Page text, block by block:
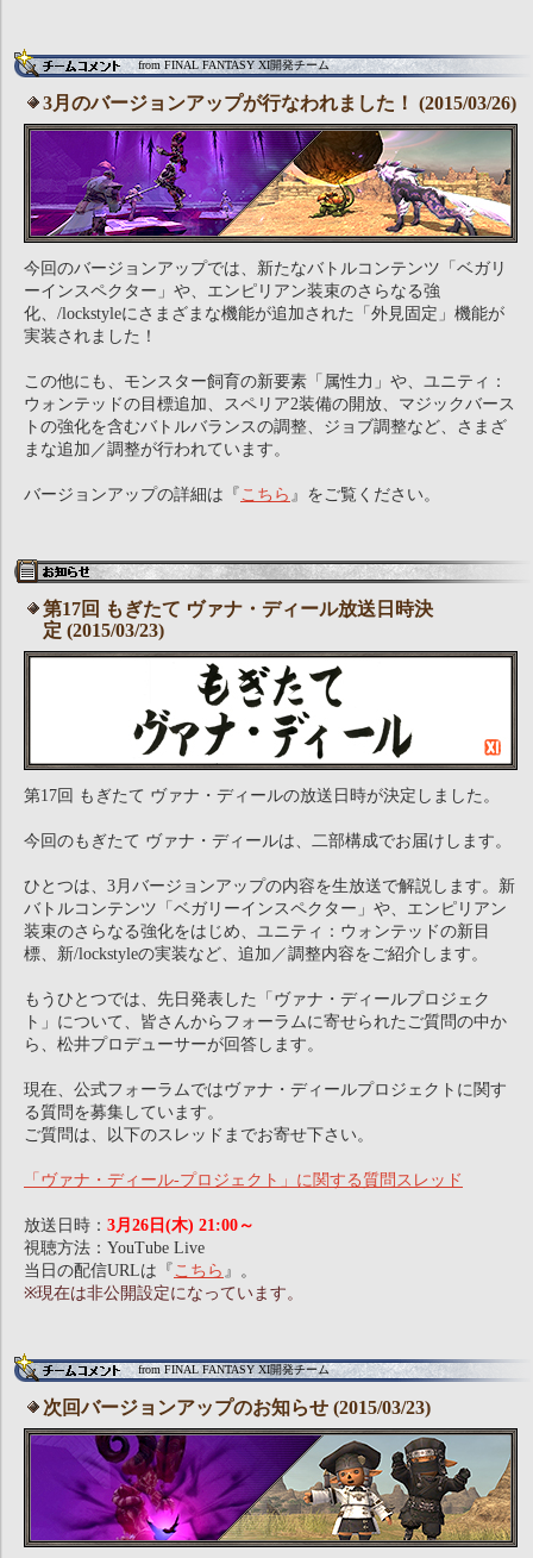
from FINAL FANTASY XI開発チーム
3月のバージョンアップが行なわれました！ (2015/03/26)
今回のバージョンアップでは、新たなバトルコンテンツ「ベガリ
ーインスペクター」や、エンピリアン装束のさらなる強
化、/lockstyleにさまざまな機能が追加された「外見固定」機能が
実装されました！
この他にも、モンスター飼育の新要素「属性力」や、ユニティ：
ウォンテッドの目標追加、スペリア2装備の開放、マジックバース
トの強化を含むバトルバランスの調整、ジョブ調整など、さまざ
まな追加／調整が行われています。
バージョンアップの詳細は『 こちら 』をご覧ください。
第17回 もぎたて ヴァナ・ディール放送日時決
定 (2015/03/23)
第17回 もぎたて ヴァナ・ディールの放送日時が決定しました。
今回のもぎたて ヴァナ・ディールは、二部構成でお届けします。
ひとつは、3月バージョンアップの内容を生放送で解説します。新
バトルコンテンツ「ベガリーインスペクター」や、エンピリアン
装束のさらなる強化をはじめ、ユニティ：ウォンテッドの新目
標、新/lockstyleの実装など、追加／調整内容をご紹介します。
もうひとつでは、先日発表した「ヴァナ・ディールプロジェク
ト」について、皆さんからフォーラムに寄せられたご質問の中か
ら、松井プロデューサーが回答します。
現在、公式フォーラムではヴァナ・ディールプロジェクトに関す
る質問を募集しています。
ご質問は、以下のスレッドまでお寄せ下さい。
「ヴァナ・ディール-プロジェクト」に関する質問スレッド
放送日時： 3月26日(木) 21:00～
視聴方法：YouTube Live
当日の配信URLは『 こちら 』。
※現在は非公開設定になっています。
from FINAL FANTASY XI開発チーム
次回バージョンアップのお知らせ (2015/03/23)